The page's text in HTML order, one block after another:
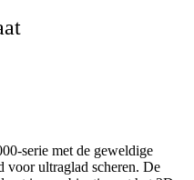
serie met de geweldige
ultraglad scheren. De